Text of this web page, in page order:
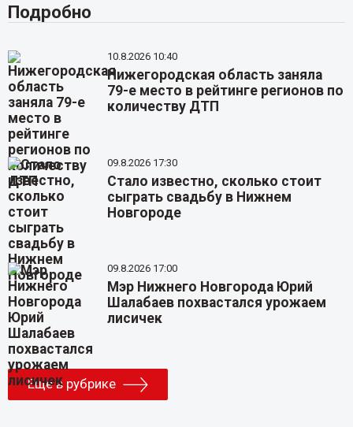
Подробно
10.8.2026 10:40
Нижегородская область заняла
79-е место в рейтинге регионов по
количеству ДТП
09.8.2026 17:30
Стало известно, сколько стоит
сыграть свадьбу в Нижнем
Новгороде
09.8.2026 17:00
Мэр Нижнего Новгорода Юрий
Шалабаев похвастался урожаем
лисичек
Еще в рубрике